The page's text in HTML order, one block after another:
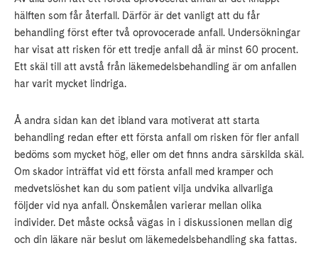
hälften som får återfall. Därför är det vanligt att du får
behandling först efter två oprovocerade anfall. Undersökningar
har visat att risken för ett tredje anfall då är minst 60 procent.
Ett skäl till att avstå från läkemedelsbehandling är om anfallen
har varit mycket lindriga.
Å andra sidan kan det ibland vara motiverat att starta
behandling redan efter ett första anfall om risken för fler anfall
bedöms som mycket hög, eller om det finns andra särskilda skäl.
Om skador inträffat vid ett första anfall med kramper och
medvetslöshet kan du som patient vilja undvika allvarliga
följder vid nya anfall. Önskemålen varierar mellan olika
individer. Det måste också vägas in i diskussionen mellan dig
och din läkare när beslut om läkemedelsbehandling ska fattas.